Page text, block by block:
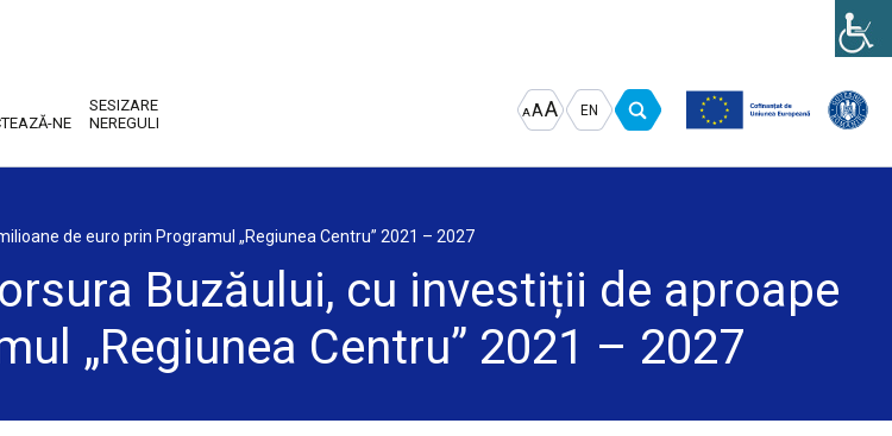
NE
SESIZARE
NEREGULI
A
Decrease
font
A Reset
font
AIncrease
font
EN
de euro prin Programul „Regiunea Centru” 2021 – 2027
Buzăului, cu investiții de aproape
„Regiunea Centru” 2021 – 2027